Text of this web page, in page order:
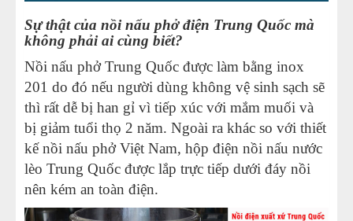
Sự thật của nồi nấu phở điện Trung Quốc mà
không phải ai cùng biết?
Nồi nấu phở Trung Quốc được làm bằng inox
201 do đó nếu người dùng không vệ sinh sạch sẽ
thì rất dễ bị han gỉ vì tiếp xúc với mắm muối và
bị giảm tuổi thọ 2 năm. Ngoài ra khác so với thiết
kế nồi nấu phở Việt Nam, hộp điện nồi nấu nước
lèo Trung Quốc được lắp trực tiếp dưới đáy nồi
nên kém an toàn điện.